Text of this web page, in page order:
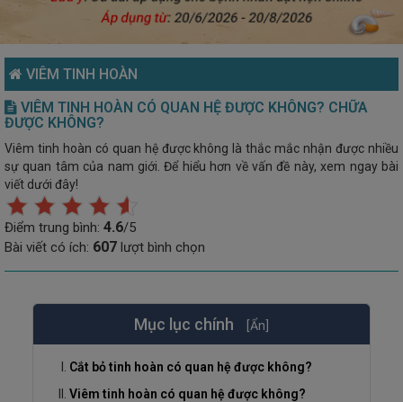
VIÊM TINH HOÀN
VIÊM TINH HOÀN CÓ QUAN HỆ ĐƯỢC KHÔNG? CHỮA
ĐƯỢC KHÔNG?
Viêm tinh hoàn có quan hệ được không là thắc mắc nhận được nhiều
sự quan tâm của nam giới. Để hiểu hơn về vấn đề này, xem ngay bài
viết dưới đây!
Điểm trung bình: 4.6/5
Bài viết có ích: 607 lượt bình chọn
Mục lục chính [Ẩn]
Cắt bỏ tinh hoàn có quan hệ được không?
Viêm tinh hoàn có quan hệ được không?